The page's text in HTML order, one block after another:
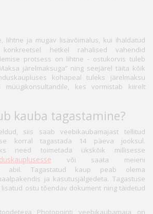
lihtne ja mugav lisavõimalus, kui ihaldatud
hetkel rahalised vahendid
protsess on lihtne - ostukorvis tuleb
järelmaksuga” ning seejärel täita kõik
kohapeal tuleks järelmaksu
kes vormistab kiirelt
kauba tagastamine?
siis saab veebikaubamajast tellitud
korral tagastada 14 päeva jooksul.
need toimetada ükskõik millisesse
või saata meieni
abil. Tagastatud kaup peab olema
ja kasutusjälgedeta. Tagastuse
ostu tõendav dokument ning täidetud
Photopointi veebikaubamaja on